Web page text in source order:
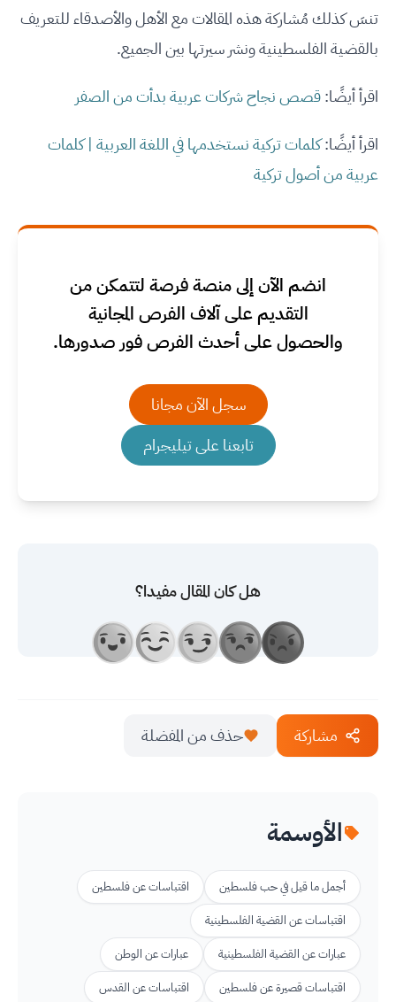
تنسَ كذلك مُشاركة هذه المقالات مع الأهل والأصدقاء للتعريف
بالقضية الفلسطينية ونشر سيرتها بين الجميع.
اقرأ أيضًا:قصص نجاح شركات عربية بدأت من الصفر
اقرأ أيضًا:كلمات تركية نستخدمها في اللغة العربية | كلمات
عربية من أصول تركية
انضم الآن إلى منصة فرصة لتتمكن من
التقديم على آلاف الفرص المجانية
والحصول على أحدث الفرص فور صدورها.
سجل الآن مجانا
تابعنا على تيليجرام
هل كان المقال مفيدا؟
مشاركة حذف من المفضلة
الأوسمة
أجمل ما قيل في حب فلسطين
اقتباسات عن فلسطين
اقتباسات عن القضية الفلسطينية
عبارات عن القضية الفلسطينية
عبارات عن الوطن
اقتباسات قصيرة عن فلسطين
اقتباسات عن القدس